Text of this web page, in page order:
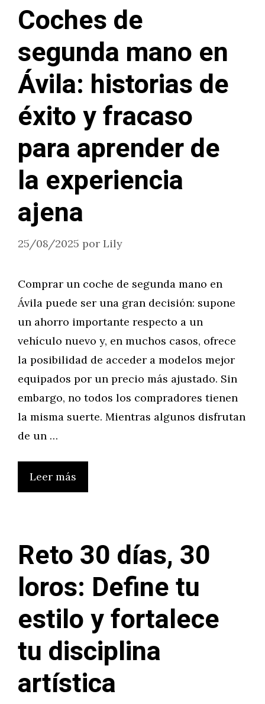
Coches de
segunda mano en
Ávila: historias de
éxito y fracaso
para aprender de
la experiencia
ajena
25/08/2025 por Lily
Comprar un coche de segunda mano en
Ávila puede ser una gran decisión: supone
un ahorro importante respecto a un
vehículo nuevo y, en muchos casos, ofrece
la posibilidad de acceder a modelos mejor
equipados por un precio más ajustado. Sin
embargo, no todos los compradores tienen
la misma suerte. Mientras algunos disfrutan
de un …
Leer más
Reto 30 días, 30
loros: Define tu
estilo y fortalece
tu disciplina
artística